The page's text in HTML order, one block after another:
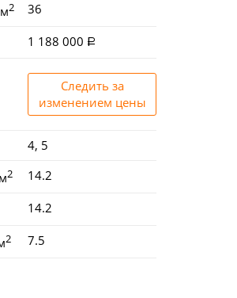
2 36
1 188 000
Следить за
изменением цены
4, 5
2 14.2
14.2
2 7.5